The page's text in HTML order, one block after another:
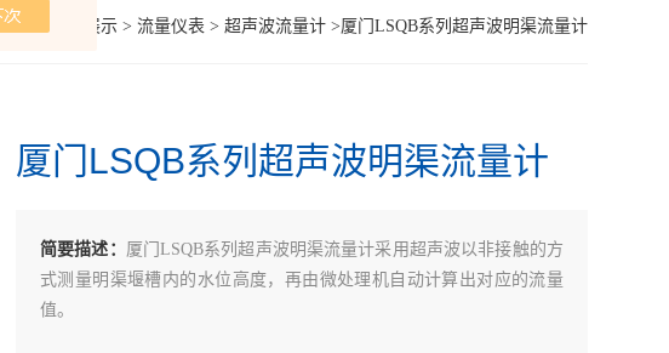
页 产品展示> 流量仪表 > 超声波流量计>厦门LSQB系列超声波明渠流量计
厦门LSQB系列超声波明渠流量计
简要描述： 厦门LSQB系列超声波明渠流量计采用超声波以非接触的方
式测量明渠堰槽内的水位高度，再由微处理机自动计算出对应的流量
值。